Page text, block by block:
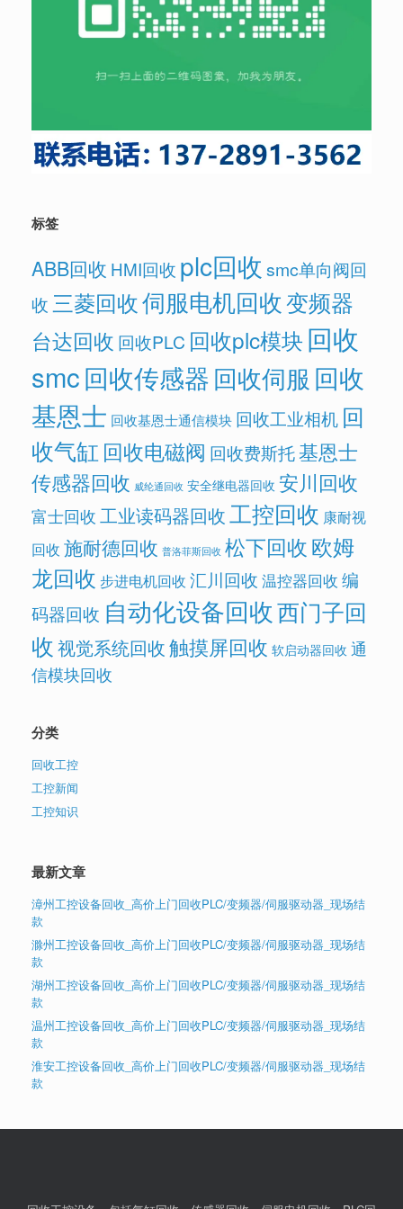
标签
ABB回收 HMI回收 plc回收 smc单向阀回
收三菱回收伺服电机回收变频器
台达回收 回收PLC 回收plc模块 回收
smc回收传感器回收伺服 回收
基恩士 回收基恩士通信模块 回收工业相机 回
收气缸 回收电磁阀 回收费斯托基恩士
传感器回收 威纶通回收 安全继电器回收 安川回收
富士回收工业读码器回收工控回收 康耐视
回收 施耐德回收 普洛菲斯回收 松下回收欧姆
龙回收 步进电机回收 汇川回收 温控器回收 编
码器回收 自动化设备回收西门子回
收视觉系统回收触摸屏回收 软启动器回收 通
信模块回收
分类
回收工控
工控新闻
工控知识
最新文章
漳州工控设备回收_高价上门回收PLC/变频器/伺服驱动器_现场结
款
滁州工控设备回收_高价上门回收PLC/变频器/伺服驱动器_现场结
款
湖州工控设备回收_高价上门回收PLC/变频器/伺服驱动器_现场结
款
温州工控设备回收_高价上门回收PLC/变频器/伺服驱动器_现场结
款
淮安工控设备回收_高价上门回收PLC/变频器/伺服驱动器_现场结
款